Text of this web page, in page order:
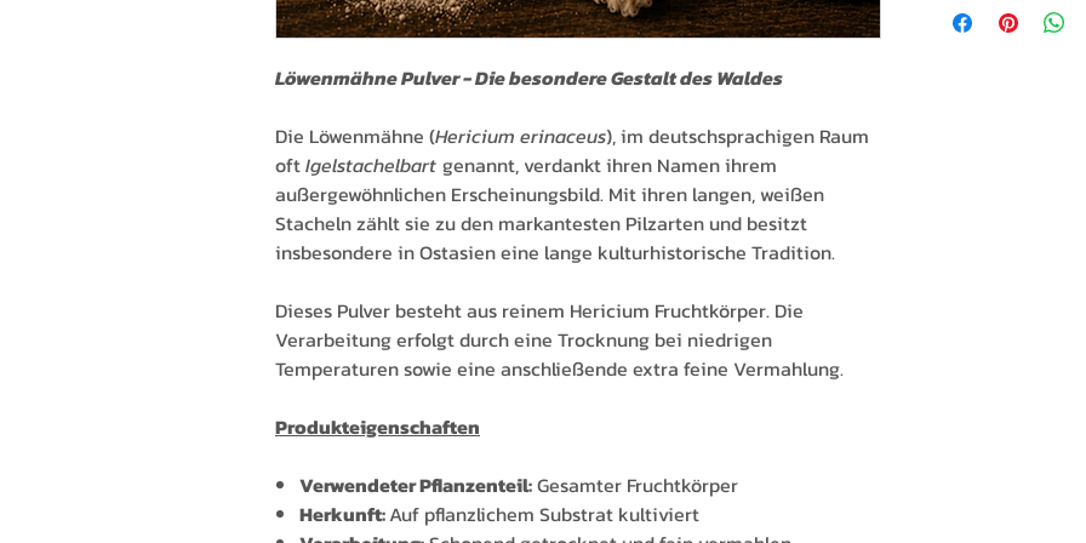
Löwenmähne Pulver - Die besondere Gestalt des Waldes
Die Löwenmähne (Hericium erinaceus), im deutschsprachigen Raum
oftIgelstachelbart genannt, verdankt ihren Namen ihrem
außergewöhnlichen Erscheinungsbild. Mit ihren langen, weißen
Stacheln zählt sie zu den markantesten Pilzarten und besitzt
insbesondere in Ostasien eine lange kulturhistorische Tradition.
Dieses Pulver besteht aus reinem Hericium Fruchtkörper. Die
Verarbeitung erfolgt durch eine Trocknung bei niedrigen
Temperaturen sowie eine anschließende extra feine Vermahlung.
Produkteigenschaften
Verwendeter Pflanzenteil:Gesamter Fruchtkörper
Herkunft:Auf pflanzlichem Substrat kultiviert
Zwecken ist nicht
Vitalpilze &
schnellen Versand
versiegelt sind;